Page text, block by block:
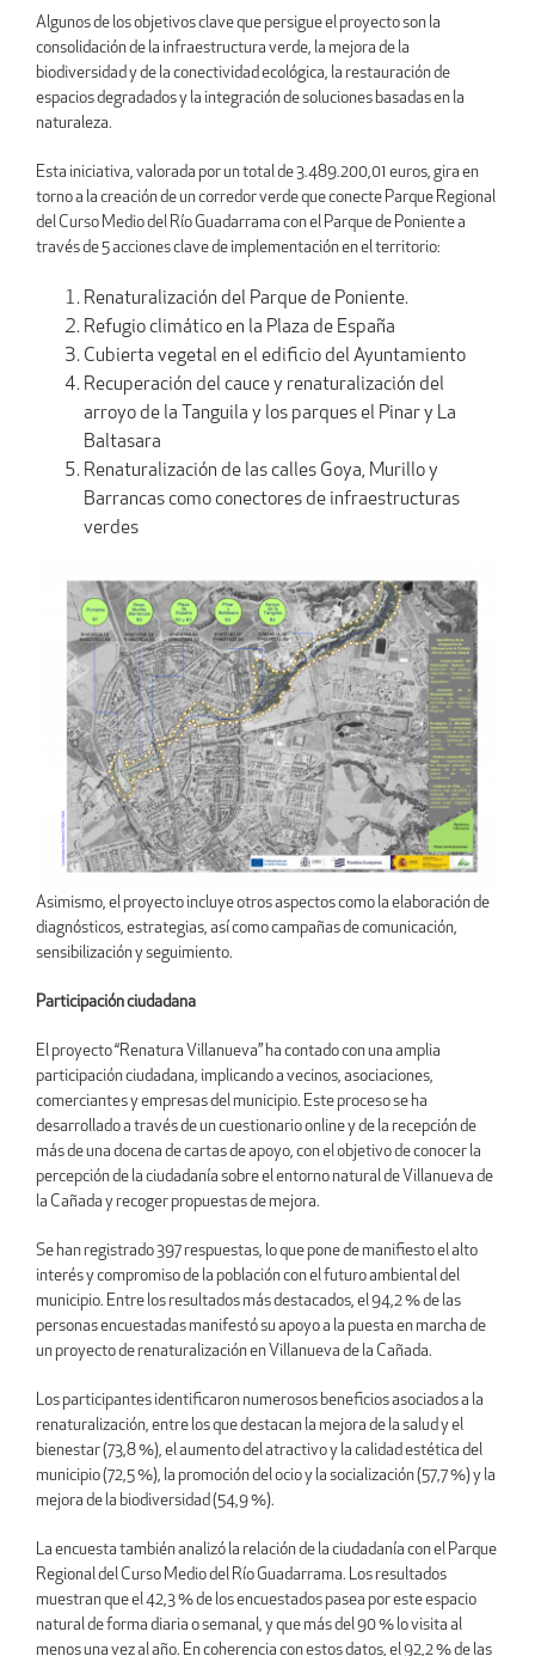
Algunos de los objetivos clave que persigue el proyecto son la
consolidación de la infraestructura verde, la mejora de la
biodiversidad y de la conectividad ecológica, la restauración de
espacios degradados y la integración de soluciones basadas en la
naturaleza.
Esta iniciativa, valorada por un total de 3.489.200,01 euros, gira en
torno a la creación de un corredor verde que conecte Parque Regional
del Curso Medio del Río Guadarrama con el Parque de Poniente a
través de 5 acciones clave de implementación en el territorio:
Renaturalización del Parque de Poniente.
Refugio climático en la Plaza de España
Cubierta vegetal en el edificio del Ayuntamiento
Recuperación del cauce y renaturalización del
arroyo de la Tanguila y los parques el Pinar y La
Baltasara
Renaturalización de las calles Goya, Murillo y
Barrancas como conectores de infraestructuras
verdes
Asimismo, el proyecto incluye otros aspectos como la elaboración de
diagnósticos, estrategias, así como campañas de comunicación,
sensibilización y seguimiento.
Participación ciudadana
El proyecto “Renatura Villanueva” ha contado con una amplia
participación ciudadana, implicando a vecinos, asociaciones,
comerciantes y empresas del municipio. Este proceso se ha
desarrollado a través de un cuestionario online y de la recepción de
más de una docena de cartas de apoyo, con el objetivo de conocer la
percepción de la ciudadanía sobre el entorno natural de Villanueva de
la Cañada y recoger propuestas de mejora.
Se han registrado 397 respuestas, lo que pone de manifiesto el alto
interés y compromiso de la población con el futuro ambiental del
municipio. Entre los resultados más destacados, el 94,2 % de las
personas encuestadas manifestó su apoyo a la puesta en marcha de
un proyecto de renaturalización en Villanueva de la Cañada.
Los participantes identificaron numerosos beneficios asociados a la
renaturalización, entre los que destacan la mejora de la salud y el
bienestar (73,8 %), el aumento del atractivo y la calidad estética del
municipio (72,5 %), la promoción del ocio y la socialización (57,7 %) y la
mejora de la biodiversidad (54,9 %).
La encuesta también analizó la relación de la ciudadanía con el Parque
Regional del Curso Medio del Río Guadarrama. Los resultados
muestran que el 42,3 % de los encuestados pasea por este espacio
natural de forma diaria o semanal, y que más del 90 % lo visita al
menos una vez al año. En coherencia con estos datos, el 92,2 % de las